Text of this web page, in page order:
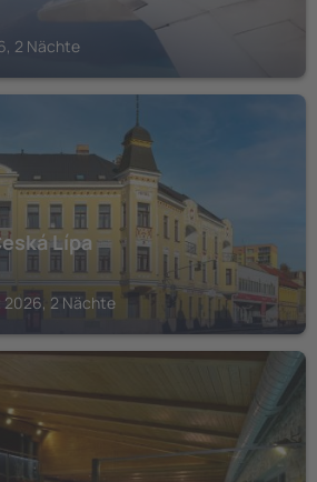
2 Nächte
Lípa
2026, 2 Nächte